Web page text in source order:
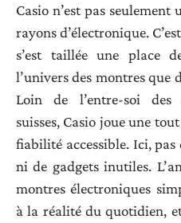
Casio n’est pas
rayons d’électronique.
s’est taillée une place
l’univers des montres que
Loin de l’entre-soi des
suisses, Casio joue une
fiabilité accessible. Ici,
ni de gadgets inutiles.
montres électroniques
à la réalité du quotidien,